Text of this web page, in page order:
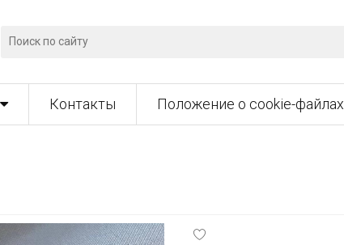
Контакты Положение о cookie-файлах